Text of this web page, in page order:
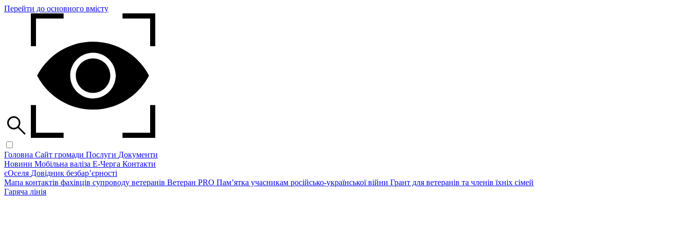
Перейти до основного вмісту
Головна Сайт громади Послуги Документи
Новини Мобільна валіза Е-Черга Контакти
єОселя Довідник безбар’єрності
Мапа контактів фахівців супроводу ветеранів Ветеран PRO Пам’ятка учасникам російсько-української війни Грант для ветеранів та членів їхніх сімей
Гаряча лінія